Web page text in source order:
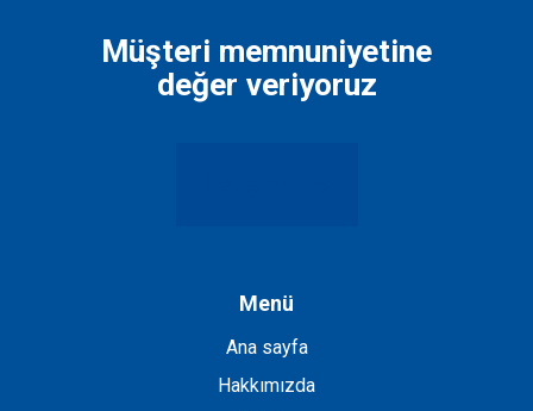
Müşteri memnuniyetine
değer veriyoruz
Menü
Ana sayfa
Hakkımızda